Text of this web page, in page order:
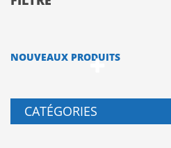
NOUVEAUX PRODUITS
CATÉGORIES